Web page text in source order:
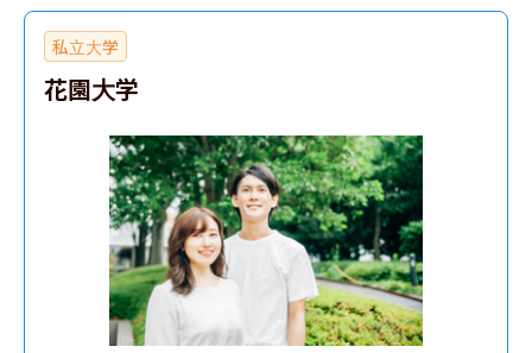
私立大学
花園大学